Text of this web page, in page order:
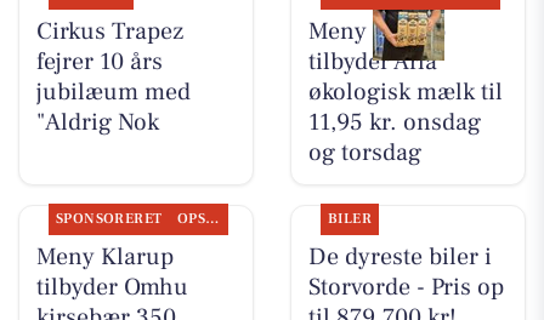
Cirkus Trapez
fejrer 10 års
jubilæum med
"Aldrig Nok
Meny Klarup
tilbyder Arla
økologisk mælk til
11,95 kr. onsdag
og torsdag
SPONSORERET OPSLAGSTAVLEN
Meny Klarup
tilbyder Omhu
BILER
De dyreste biler i
Storvorde - Pris op